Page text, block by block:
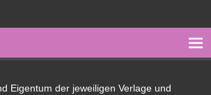
Eigentum der jeweiligen Verlage und